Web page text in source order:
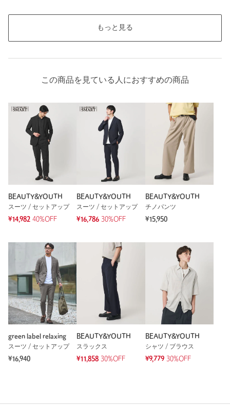
もっと見る
この商品を見ている人におすすめの商品
BEAUTY&YOUTH
スーツ / セットアップ
¥14,982 40%OFF
BEAUTY&YOUTH
スーツ / セットアップ
¥16,786 30%OFF
BEAUTY&YOUTH
チノパンツ
¥15,950
green label relaxing
スーツ / セットアップ
¥16,940
BEAUTY&YOUTH
スラックス
¥11,858 30%OFF
BEAUTY&YOUTH
シャツ / ブラウス
¥9,779 30%OFF